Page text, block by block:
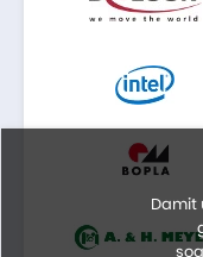
Damit